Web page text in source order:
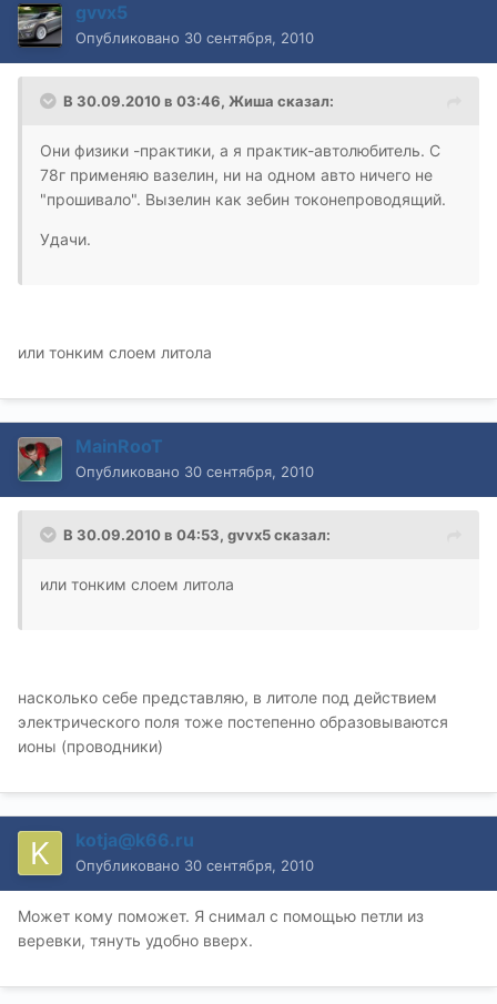
gvvx5
Опубликовано 30 сентября, 2010
В 30.09.2010 в 03:46, Жиша сказал:
Они физики -практики, а я практик-автолюбитель. С
78г применяю вазелин, ни на одном авто ничего не
"прошивало". Вызелин как зебин токонепроводящий.
Удачи.
или тонким слоем литола
MainRooT
Опубликовано 30 сентября, 2010
В 30.09.2010 в 04:53, gvvx5 сказал:
или тонким слоем литола
насколько себе представляю, в литоле под действием
электрического поля тоже постепенно образовываются
ионы (проводники)
kotja@k66.ru
Опубликовано 30 сентября, 2010
Может кому поможет. Я снимал с помощью петли из
веревки, тянуть удобно вверх.